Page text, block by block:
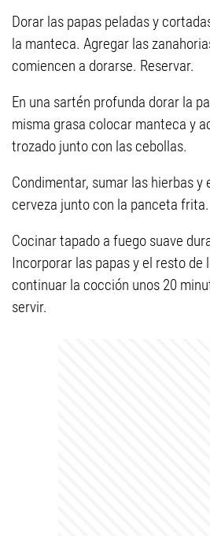
Dorar las papas peladas y
la manteca. Agregar las
comiencen a dorarse. Reservar.
En una sartén profunda dorar la
misma grasa colocar manteca y
trozado junto con las cebollas.
Condimentar, sumar las hierbas y
cerveza junto con la panceta frita.
Cocinar tapado a fuego suave
Incorporar las papas y el resto de
continuar la cocción unos 20
servir.